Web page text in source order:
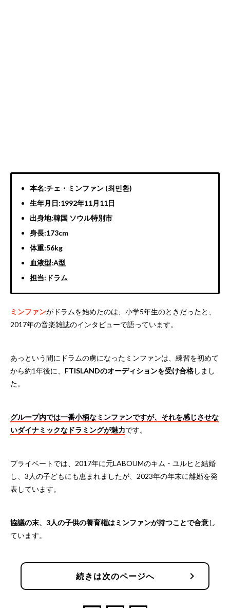
本名:チェ・ミンファン (최민환)
生年月日:1992年11月11日
出身地:韓国 ソウル特別市
身長:173cm
体重:56kg
血液型:A型
担当:ドラム
ミンファンがドラムを始めたのは、小学5年生のときだったと、
2017年の音楽雑誌のインタビューで語っています。
あっという間にドラムの虜になったミンファンは、練習を初めて
から約1年後に、 FTISLANDのオーディションを受け合格しまし
た。
グループ内では一番小柄なミンファンですが、それを感じさせな
いダイナミックなドラミングが魅力です。
プライベートでは、2017年に元LABOUMのキム・ユルヒと結婚
し、3人の子どもにも恵まれましたが、2023年の年末に離婚を発
表しています。
協議の末、3人の子供の養育権はミンファンが持つことで合意し
ています。
続きは次のページへ chevron_right